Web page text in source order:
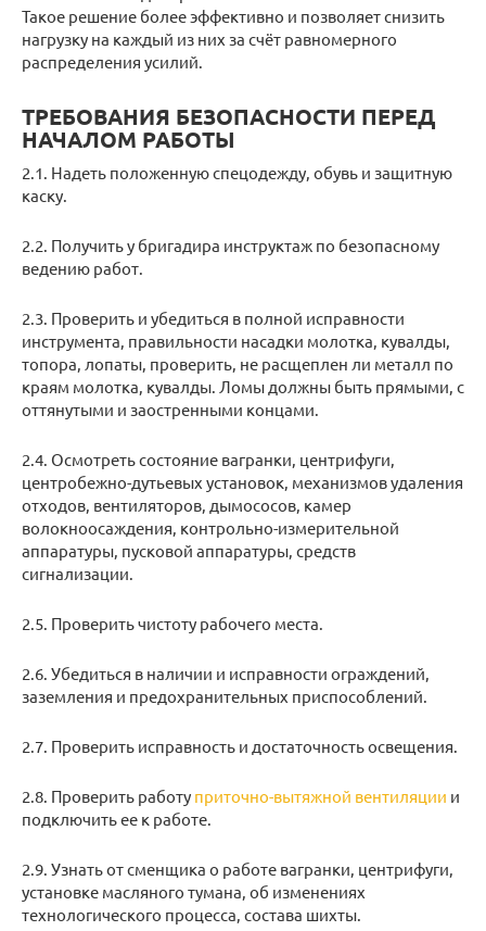
Такое решение более эффективно и позволяет снизить
нагрузку на каждый из них за счёт равномерного
распределения усилий.
ТРЕБОВАНИЯ БЕЗОПАСНОСТИ ПЕРЕД
НАЧАЛОМ РАБОТЫ
2.1. Надеть положенную спецодежду, обувь и защитную
каску.
2.2. Получить у бригадира инструктаж по безопасному
ведению работ.
2.3. Проверить и убедиться в полной исправности
инструмента, правильности насадки молотка, кувалды,
топора, лопаты, проверить, не расщеплен ли металл по
краям молотка, кувалды. Ломы должны быть прямыми, с
оттянутыми и заостренными концами.
2.4. Осмотреть состояние вагранки, центрифуги,
центробежно-дутьевых установок, механизмов удаления
отходов, вентиляторов, дымососов, камер
волокноосаждения, контрольно-измерительной
аппаратуры, пусковой аппаратуры, средств
сигнализации.
2.5. Проверить чистоту рабочего места.
2.6. Убедиться в наличии и исправности ограждений,
заземления и предохранительных приспособлений.
2.7. Проверить исправность и достаточность освещения.
2.8. Проверить работу приточно-вытяжной вентиляции и
подключить ее к работе.
2.9. Узнать от сменщика о работе вагранки, центрифуги,
установке масляного тумана, об изменениях
технологического процесса, состава шихты.